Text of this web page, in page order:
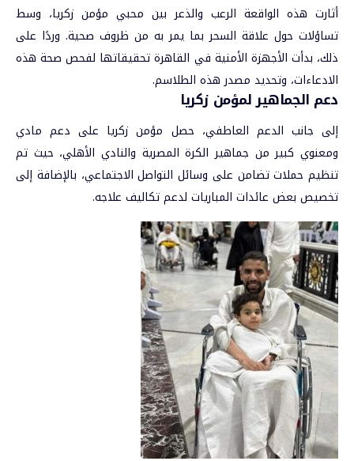
أثارت هذه الواقعة الرعب والذعر بين محبي مؤمن زكريا، وسط
تساؤلات حول علاقة السحر بما يمر به من ظروف صحية. وردًا على
ذلك، بدأت الأجهزة الأمنية في القاهرة تحقيقاتها لفحص صحة هذه
الادعاءات، وتحديد مصدر هذه الطلاسم.
دعم الجماهير لمؤمن زكريا
إلى جانب الدعم العاطفي، حصل مؤمن زكريا على دعم مادي
ومعنوي كبير من جماهير الكرة المصرية والنادي الأهلي، حيث تم
تنظيم حملات تضامن على وسائل التواصل الاجتماعي، بالإضافة إلى
تخصيص بعض عائدات المباريات لدعم تكاليف علاجه.